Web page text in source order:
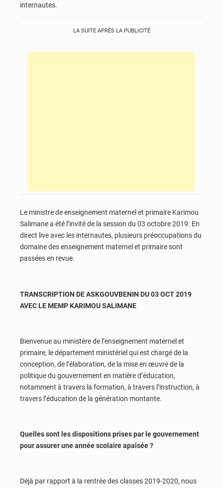
internautes.
LA SUITE APRÈS LA PUBLICITÉ
Le ministre de enseignement maternel et primaire Karimou
Salimane a été l’invité de la session du 03 octobre 2019. En
direct live avec les internautes, plusieurs préoccupations du
domaine des enseignement maternel et primaire sont
passées en revue.
TRANSCRIPTION DE ASKGOUVBENIN DU 03 OCT 2019
AVEC LE MEMP KARIMOU SALIMANE
Bienvenue au ministère de l’enseignement maternel et
primaire, le département ministériel qui est chargé de la
conception, de l’élaboration, de la mise en œuvre de la
politique du gouvernement en matière d’éducation,
notamment à travers la formation, à travers l’instruction, à
travers l’éducation de la génération montante.
Quelles sont les dispositions prises par le gouvernement
pour assurer une année scolaire apaisée ?
Déjà par rapport à la rentrée des classes 2019-2020, nous